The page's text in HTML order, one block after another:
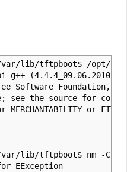
var/lib/tftpboot$ /opt/
g++ (4.4.4_09.06.2010)
Software Foundation,
see the source for
or FITNESS
var/lib/tftpboot$ nm -C
EException